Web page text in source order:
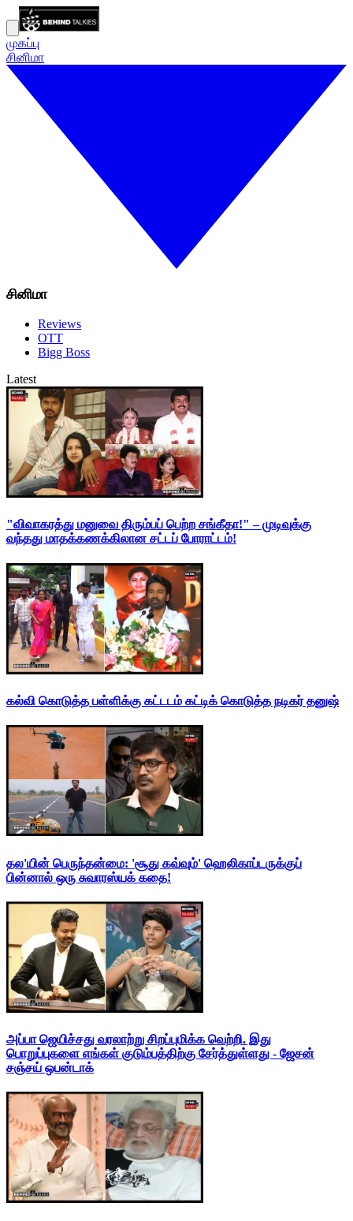
முகப்பு
சினிமா
சினிமா
Reviews
OTT
Bigg Boss
Latest
"விவாகரத்து மனுவை திரும்பப் பெற்ற சங்கீதா!" – முடிவுக்கு
வந்தது மாதக்கணக்கிலான சட்டப் போராட்டம்!
கல்வி கொடுத்த பள்ளிக்கு கட்டடம் கட்டிக் கொடுத்த நடிகர் தனுஷ்
தல'யின் பெருந்தன்மை: 'சூது கவ்வும்' ஹெலிகாப்டருக்குப்
பின்னால் ஒரு சுவாரஸ்யக் கதை!
அப்பா ஜெயிச்சது வரலாற்று சிறப்புமிக்க வெற்றி. இது
பொறுப்புகளை எங்கள் குடும்பத்திற்கு சேர்த்துள்ளது - ஜேசன்
சஞ்சய் ஒபன்டாக்